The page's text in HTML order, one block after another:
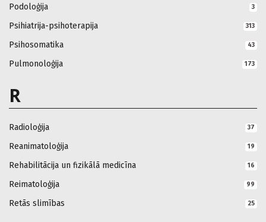
Podoloģija 3
Psihiatrija-psihoterapija 313
Psihosomatika 43
Pulmonoloģija 173
R
Radioloģija 37
Reanimatoloģija 19
Rehabilitācija un fizikālā medicīna 16
Reimatoloģija 99
Retās slimības 25